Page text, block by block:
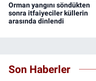
Orman yangını söndükten
sonra itfaiyeciler küllerin
arasında dinlendi
Son Haberler